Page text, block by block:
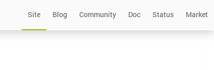
Site Blog Community Doc Status Market